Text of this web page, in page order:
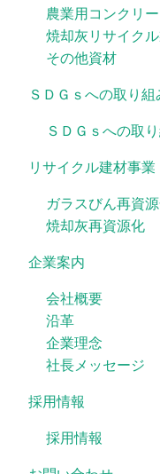
農業用コンクリ
焼却灰リサイク
その他資材
ＳＤＧｓへの取り組
ＳＤＧｓへの取
リサイクル建材事業
ガラスびん再資
焼却灰再資源化
企業案内
会社概要
沿革
企業理念
社長メッセージ
採用情報
採用情報